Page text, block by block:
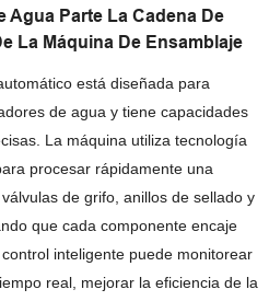
Agua Parte La Cadena De
La Máquina De Ensamblaje
está diseñada para
de agua y tiene capacidades
La máquina utiliza tecnología
procesar rápidamente una
de grifo, anillos de sellado y
que cada componente encaje
inteligente puede monitorear
real, mejorar la eficiencia de la